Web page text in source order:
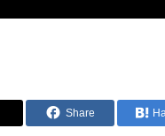
Share